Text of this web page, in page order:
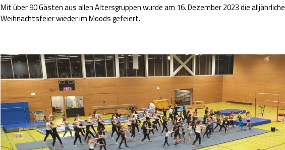
Mit über 90 Gästen aus allen Altersgruppen wurde am 16. Dezember 2023 die alljährliche
Weihnachtsfeier wieder im Moods gefeiert.